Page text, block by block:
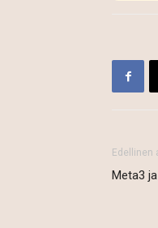
Edellinen
Meta3